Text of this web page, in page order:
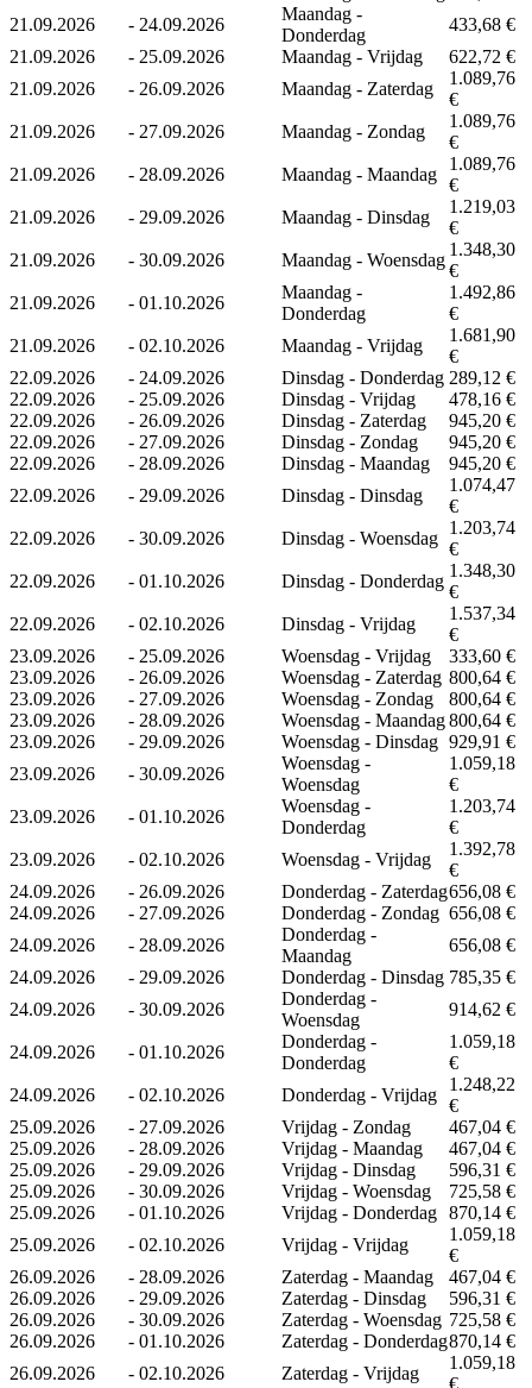
21.09.2026
- 24.09.2026
Maandag -
Donderdag
433,68 €
21.09.2026
- 25.09.2026 Maandag - Vrijdag
622,72 €
21.09.2026
- 26.09.2026 Maandag - Zaterdag
1.089,76
€
21.09.2026
- 27.09.2026 Maandag - Zondag
1.089,76
€
21.09.2026
- 28.09.2026 Maandag - Maandag
1.089,76
€
21.09.2026
- 29.09.2026 Maandag - Dinsdag
1.219,03
€
21.09.2026
- 30.09.2026 Maandag - Woensdag
1.348,30
€
21.09.2026
- 01.10.2026
Maandag -
Donderdag
1.492,86
€
21.09.2026
- 02.10.2026 Maandag - Vrijdag
1.681,90
€
22.09.2026
- 24.09.2026 Dinsdag - Donderdag 289,12 €
22.09.2026
- 25.09.2026 Dinsdag - Vrijdag
478,16 €
22.09.2026
- 26.09.2026 Dinsdag - Zaterdag
945,20 €
22.09.2026
- 27.09.2026 Dinsdag - Zondag
945,20 €
22.09.2026
- 28.09.2026 Dinsdag - Maandag
945,20 €
22.09.2026
- 29.09.2026 Dinsdag - Dinsdag
1.074,47
€
22.09.2026
- 30.09.2026 Dinsdag - Woensdag
1.203,74
€
22.09.2026
- 01.10.2026 Dinsdag - Donderdag
1.348,30
€
22.09.2026
- 02.10.2026 Dinsdag - Vrijdag
1.537,34
€
23.09.2026
- 25.09.2026 Woensdag - Vrijdag
333,60 €
23.09.2026
- 26.09.2026 Woensdag - Zaterdag 800,64 €
23.09.2026
- 27.09.2026 Woensdag - Zondag
800,64 €
23.09.2026
- 28.09.2026 Woensdag - Maandag800,64 €
23.09.2026
- 29.09.2026 Woensdag - Dinsdag 929,91 €
23.09.2026
- 30.09.2026
Woensdag -
Woensdag
1.059,18
€
23.09.2026
- 01.10.2026
Woensdag -
Donderdag
1.203,74
€
23.09.2026
- 02.10.2026 Woensdag - Vrijdag
1.392,78
€
24.09.2026
- 26.09.2026 Donderdag - Zaterdag656,08 €
24.09.2026
- 27.09.2026 Donderdag - Zondag 656,08 €
24.09.2026
- 28.09.2026
Donderdag -
Maandag
656,08 €
24.09.2026
- 29.09.2026 Donderdag - Dinsdag 785,35 €
24.09.2026
- 30.09.2026
Donderdag -
Woensdag
914,62 €
24.09.2026 - 01.10.2026
Donderdag -
Donderdag
1.059,18
€
24.09.2026
- 02.10.2026 Donderdag - Vrijdag
1.248,22
€
25.09.2026
- 27.09.2026 Vrijdag - Zondag
467,04 €
25.09.2026
- 28.09.2026 Vrijdag - Maandag
467,04 €
25.09.2026
- 29.09.2026 Vrijdag - Dinsdag
596,31 €
25.09.2026
- 30.09.2026 Vrijdag - Woensdag
725,58 €
25.09.2026
- 01.10.2026 Vrijdag - Donderdag 870,14 €
25.09.2026
- 02.10.2026 Vrijdag - Vrijdag
1.059,18
€
26.09.2026
- 28.09.2026 Zaterdag - Maandag
467,04 €
26.09.2026
- 29.09.2026 Zaterdag - Dinsdag
596,31 €
26.09.2026
- 30.09.2026 Zaterdag - Woensdag 725,58 €
26.09.2026
- 01.10.2026 Zaterdag - Donderdag870,14 €
26.09.2026
- 02.10.2026 Zaterdag - Vrijdag
1.059,18
€